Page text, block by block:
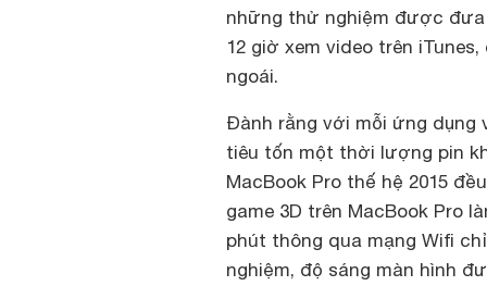
những thử nghiệm được đưa
12 giờ xem video trên
ngoái.
Đành rằng với mỗi ứng dụng
tiêu tốn một thời lượng pin
MacBook Pro thế hệ 2015
game 3D trên MacBook Pro
phút thông qua mạng Wifi
nghiệm, độ sáng màn hình